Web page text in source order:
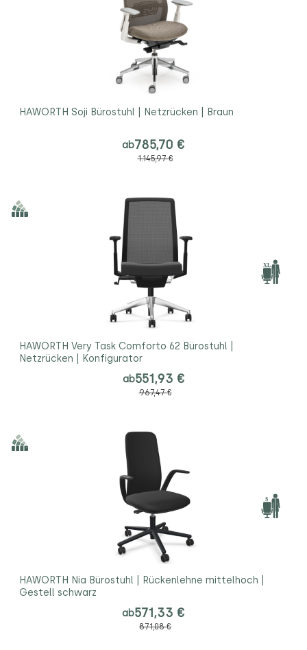
HAWORTH Soji Bürostuhl | Netzrücken | Braun
ab785,70 €
1.145,97 €
HAWORTH Very Task Comforto 62 Bürostuhl |
Netzrücken | Konfigurator
ab551,93 €
967,47 €
HAWORTH Nia Bürostuhl | Rückenlehne mittelhoch |
Gestell schwarz
ab571,33 €
871,08 €